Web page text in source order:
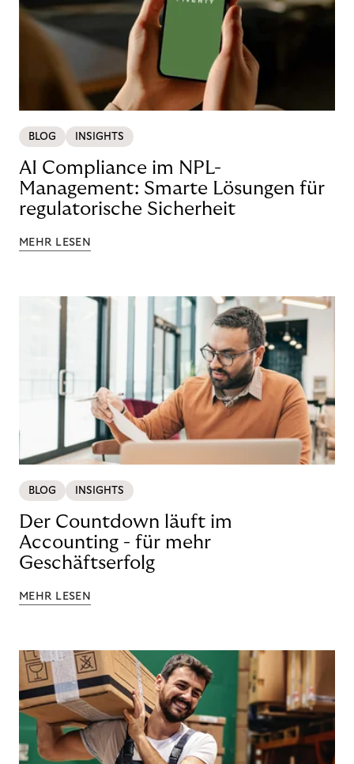
BLOG INSIGHTS
AI Compliance im NPL-
Management: Smarte Lösungen für
regulatorische Sicherheit
MEHR LESEN
BLOG INSIGHTS
Der Countdown läuft im
Accounting - für mehr
Geschäftserfolg
MEHR LESEN